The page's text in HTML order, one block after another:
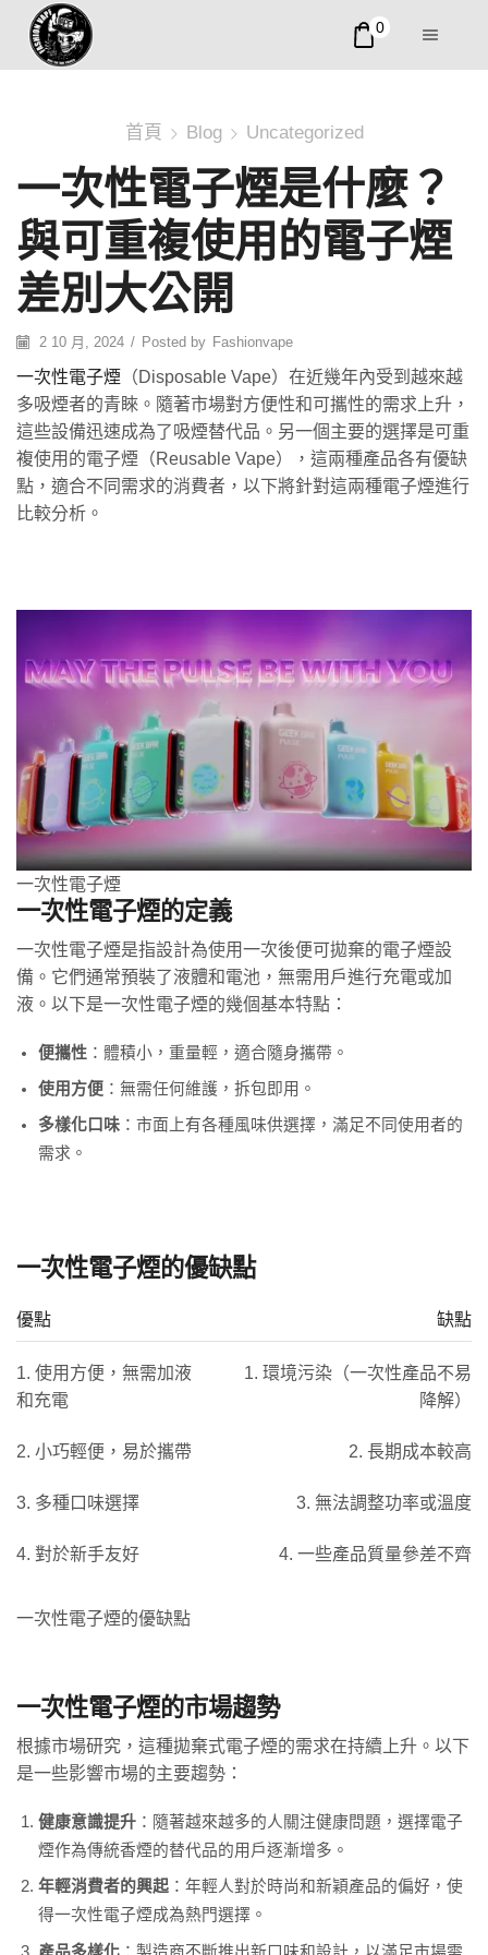
0
首頁 Blog Uncategorized
一次性電子煙是什麼？
與可重複使用的電子煙
差別大公開
2 10 月, 2024 / Posted by Fashionvape
一次性電子煙 （Disposable Vape）在近幾年內受到越來越
多吸煙者的青睞。隨著市場對方便性和可攜性的需求上升，
這些設備迅速成為了吸煙替代品。另一個主要的選擇是可重
複使用的電子煙（Reusable Vape），這兩種產品各有優缺
點，適合不同需求的消費者，以下將針對這兩種電子煙進行
比較分析。
一次性電子煙
一次性電子煙的定義
一次性電子煙是指設計為使用一次後便可拋棄的電子煙設
備。它們通常預裝了液體和電池，無需用戶進行充電或加
液。以下是一次性電子煙的幾個基本特點：
便攜性 ：體積小，重量輕，適合隨身攜帶。
使用方便 ：無需任何維護，拆包即用。
多樣化口味 ：市面上有各種風味供選擇，滿足不同使用者的
需求。
一次性電子煙的優缺點
優點 缺點
1. 使用方便，無需加液
和充電
1. 環境污染（一次性產品不易
降解）
2. 小巧輕便，易於攜帶 2. 長期成本較高
3. 多種口味選擇 3. 無法調整功率或溫度
4. 對於新手友好 4. 一些產品質量參差不齊
一次性電子煙的優缺點
一次性電子煙的市場趨勢
根據市場研究，這種拋棄式電子煙的需求在持續上升。以下
是一些影響市場的主要趨勢：
健康意識提升 ：隨著越來越多的人關注健康問題，選擇電子
煙作為傳統香煙的替代品的用戶逐漸增多。
年輕消費者的興起 ：年輕人對於時尚和新穎產品的偏好，使
得一次性電子煙成為熱門選擇。
產品多樣化 ：製造商不斷推出新口味和設計，以滿足市場需